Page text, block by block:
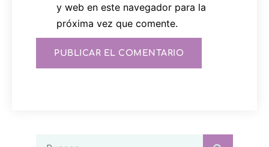
y web en este navegador para la
próxima vez que comente.